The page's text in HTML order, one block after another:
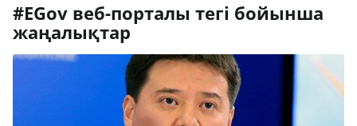
# eGov веб-порталы тегі бойынша
жаңалықтар